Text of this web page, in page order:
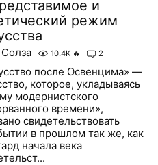
и
режим
10.4K 🔥 2
после Освенцима» —
которое, укладываясь
модернистского
времени»,
свидетельствовать
в прошлом так же, как
начала века